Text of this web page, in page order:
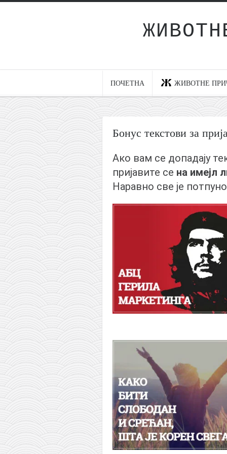
ПОЧЕТНА ЖИВОТНЕ
интернет пословање
исхраном до здравља
мој хаику
моменти и места
бонус садржај
светлопис
законоправило
духовни отац
православље
забрањена историја
ћирилица
породичне приче
прота Воја
уместо твитера
календар српски
азбуки и књиге
Окинава карате
најновије на блогу
моје белешке
историја каратеа
бубиши
карате
Бонус текстови за
Ако вам се допадају
пријавите се на имејл
Наравно све је